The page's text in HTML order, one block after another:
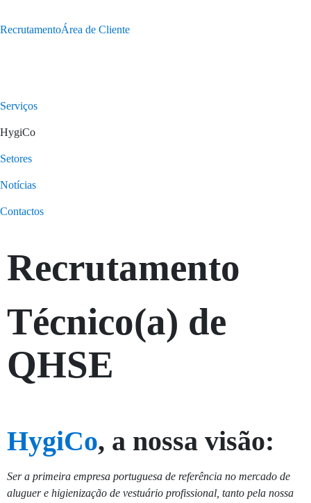
RecrutamentoÁrea de Cliente
Serviços
HygiCo
Setores
Notícias
Contactos
Recrutamento
Técnico(a) de
QHSE
HygiCo, a nossa visão:
Ser a primeira empresa portuguesa de referência no mercado de
aluguer e higienização de vestuário profissional, tanto pela nossa